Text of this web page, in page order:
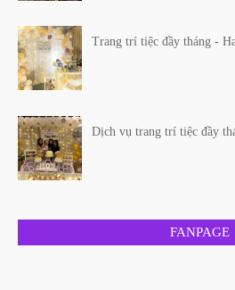
Trang trí tiệc đầy tháng -
Dịch vụ trang trí tiệc đầy
FANPAGE